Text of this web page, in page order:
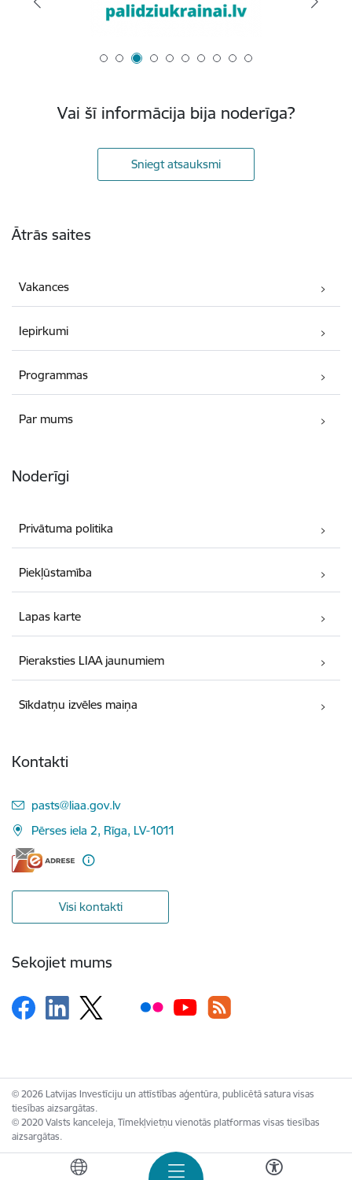
Vai šī informācija bija noderīga?
Sniegt atsauksmi
Ātrās saites
Vakances
Iepirkumi
Programmas
Par mums
Noderīgi
Privātuma politika
Piekļūstamība
Lapas karte
Pieraksties LIAA jaunumiem
Sīkdatņu izvēles maiņa
Kontakti
E-pasts:
pasts@liaa.gov.lv
Pērses iela 2, Rīga, LV-1011
Visi kontakti
Sekojiet mums
© 2026 Latvijas Investīciju un attīstības aģentūra, publicētā satura visas
tiesības aizsargātas.
© 2020 Valsts kanceleja, Tīmekļvietņu vienotās platformas visas tiesības
aizsargātas.